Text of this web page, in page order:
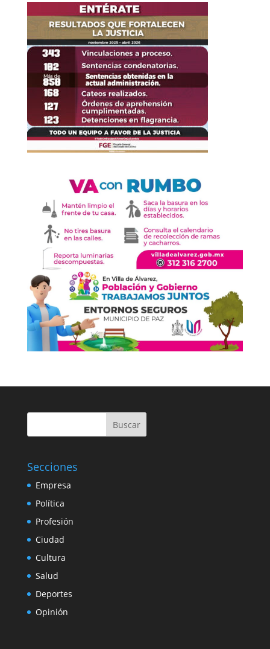
Buscar
Secciones
Empresa
Política
Profesión
Ciudad
Cultura
Salud
Deportes
Opinión